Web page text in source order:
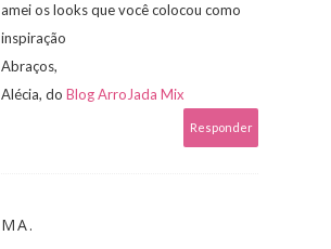
amei os looks que você colocou como
inspiração
Abraços,
Alécia, do Blog ArroJada Mix
Responder
MA.